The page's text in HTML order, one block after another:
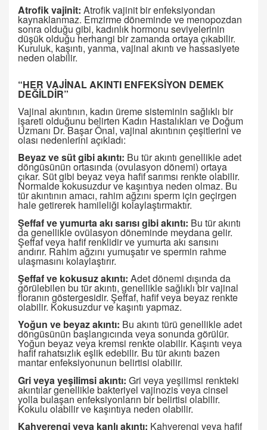
Atrofik vajinit: Atrofik vajinit bir enfeksiyondan
kaynaklanmaz. Emzirme döneminde ve menopozdan
sonra olduğu gibi, kadınlık hormonu seviyelerinin
düşük olduğu herhangi bir zamanda ortaya çıkabilir.
Kuruluk, kaşıntı, yanma, vajinal akıntı ve hassasiyete
neden olabilir.
“HER VAJİNAL AKINTI ENFEKSİYON DEMEK
DEĞİLDİR”
Vajinal akıntının, kadın üreme sisteminin sağlıklı bir
işareti olduğunu belirten Kadın Hastalıkları ve Doğum
Uzmanı Dr. Başar Önal, vajinal akıntının çeşitlerini ve
olası nedenlerini açıkladı:
Beyaz ve süt gibi akıntı: Bu tür akıntı genellikle adet
döngüsünün ortasında (ovulasyon dönemi) ortaya
çıkar. Süt gibi beyaz veya hafif sarımsı renkte olabilir.
Normalde kokusuzdur ve kaşıntıya neden olmaz. Bu
tür akıntının amacı, rahim ağzını sperm için geçirgen
hale getirerek hamileliği kolaylaştırmaktır.
Şeffaf ve yumurta akı sarısı gibi akıntı: Bu tür akıntı
da genellikle ovülasyon döneminde meydana gelir.
Şeffaf veya hafif renklidir ve yumurta akı sarısını
andırır. Rahim ağzını yumuşatır ve spermin rahme
ulaşmasını kolaylaştırır.
Şeffaf ve kokusuz akıntı: Adet dönemi dışında da
görülebilen bu tür akıntı, genellikle sağlıklı bir vajinal
floranın göstergesidir. Şeffaf, hafif veya beyaz renkte
olabilir. Kokusuzdur ve kaşıntı yapmaz.
Yoğun ve beyaz akıntı: Bu akıntı türü genellikle adet
döngüsünün başlangıcında veya sonunda görülür.
Yoğun beyaz veya kremsi renkte olabilir. Kaşıntı veya
hafif rahatsızlık eşlik edebilir. Bu tür akıntı bazen
mantar enfeksiyonunun belirtisi olabilir.
Gri veya yeşilimsi akıntı: Gri veya yeşilimsi renkteki
akıntılar genellikle bakteriyel vajinozis veya cinsel
yolla bulaşan enfeksiyonların bir belirtisi olabilir.
Kokulu olabilir ve kaşıntıya neden olabilir.
Kahverengi veya kanlı akıntı: Kahverengi veya hafif